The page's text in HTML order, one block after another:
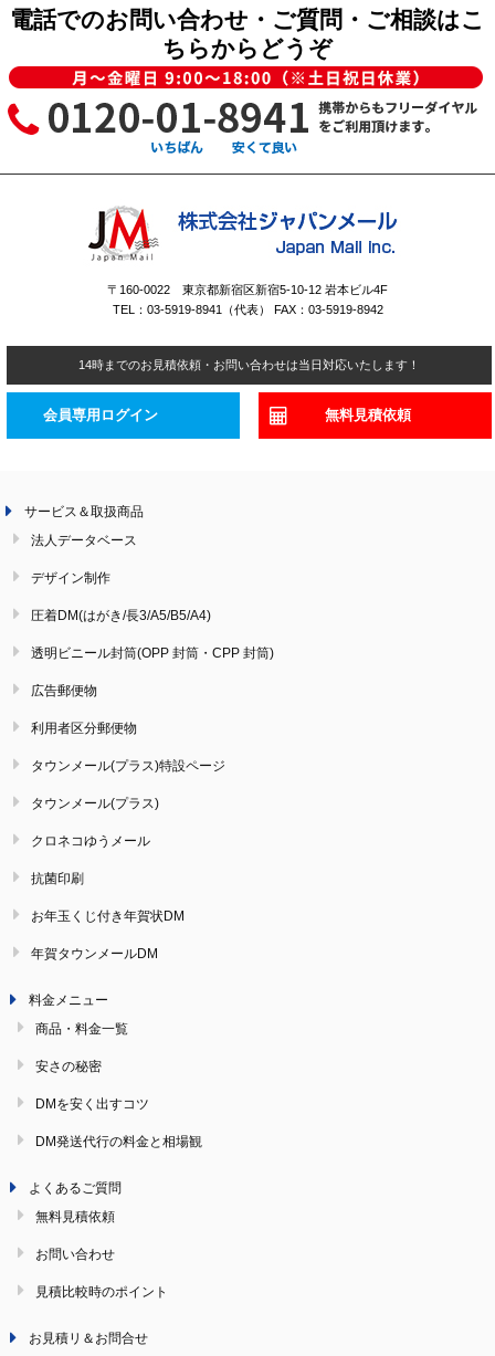
電話でのお問い合わせ・ご質問・ご相談はこ
ちらからどうぞ
〒160-0022 東京都新宿区新宿5-10-12 岩本ビル4F
TEL：03-5919-8941（代表） FAX：03-5919-8942
14時までのお見積依頼・お問い合わせは当日対応いたします！
会員専用ログイン 無料見積依頼
サービス＆取扱商品
法人データベース
デザイン制作
圧着DM(はがき/長3/A5/B5/A4)
透明ビニール封筒(OPP 封筒・CPP 封筒)
広告郵便物
利用者区分郵便物
タウンメール(プラス)特設ページ
タウンメール(プラス)
クロネコゆうメール
抗菌印刷
お年玉くじ付き年賀状DM
年賀タウンメールDM
料金メニュー
商品・料金一覧
安さの秘密
DMを安く出すコツ
DM発送代行の料金と相場観
よくあるご質問
無料見積依頼
お問い合わせ
見積比較時のポイント
お見積リ＆お問合せ